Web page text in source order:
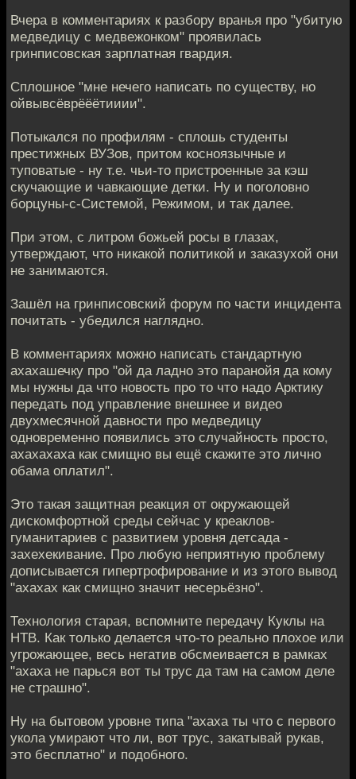
Вчера в комментариях к разбору вранья про "убитую
медведицу с медвежонком" проявилась
гринписовская зарплатная гвардия.
Сплошное "мне нечего написать по существу, но
ойвывсёврёёётииии".
Потыкался по профилям - сплошь студенты
престижных ВУЗов, притом косноязычные и
туповатые - ну т.е. чьи-то пристроенные за кэш
скучающие и чавкающие детки. Ну и поголовно
борцуны-с-Системой, Режимом, и так далее.
При этом, с литром божьей росы в глазах,
утверждают, что никакой политикой и заказухой они
не занимаются.
Зашёл на гринписовский форум по части инцидента
почитать - убедился наглядно.
В комментариях можно написать стандартную
ахахашечку про "ой да ладно это паранойя да кому
мы нужны да что новость про то что надо Арктику
передать под управление внешнее и видео
двухмесячной давности про медведицу
одновременно появились это случайность просто,
ахахахаха как смищно вы ещё скажите это лично
обама оплатил".
Это такая защитная реакция от окружающей
дискомфортной среды сейчас у креаклов-
гуманитариев с развитием уровня детсада -
захехекивание. Про любую неприятную проблему
дописывается гипертрофирование и из этого вывод
"ахахах как смищно значит несерьёзно".
Технология старая, вспомните передачу Куклы на
НТВ. Как только делается что-то реально плохое или
угрожающее, весь негатив обсмеивается в рамках
"ахаха не парься вот ты трус да там на самом деле
не страшно".
Ну на бытовом уровне типа "ахаха ты что с первого
укола умирают что ли, вот трус, закатывай рукав,
это бесплатно" и подобного.